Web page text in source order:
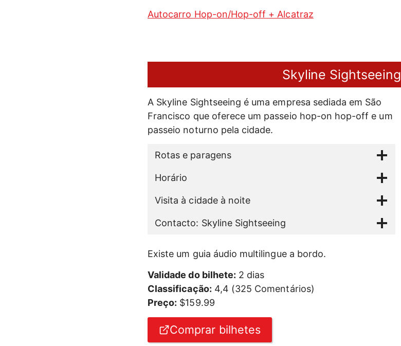
Autocarro Hop-on/Hop-off + Alcatraz
Skyline Sightseeing
A Skyline Sightseeing é uma empresa sediada em São
Francisco que oferece um passeio hop-on hop-off e um
passeio noturno pela cidade.
Rotas e paragens
Horário
Visita à cidade à noite
Contacto: Skyline Sightseeing
Existe um guia áudio multilingue a bordo.
Validade do bilhete: 2 dias
Classificação: 4,4 (325 Comentários)
Preço: $159.99
Comprar bilhetes